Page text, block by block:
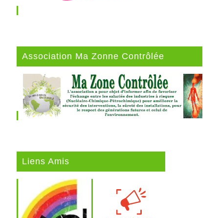
Association Ma Zonne Contrôlée
Liens Amis